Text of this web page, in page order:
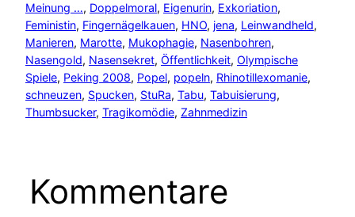
Meinung …, Doppelmoral, Eigenurin, Exkoriation
Feministin, Fingernägelkauen, HNO, jena, Leinwandheld
Manieren, Marotte, Mukophagie, Nasenbohren
Nasengold, Nasensekret, Öffentlichkeit, Olympische
Spiele, Peking 2008, Popel, popeln, Rhinotillexomanie
schneuzen, Spucken, StuRa, Tabu, Tabuisierung
Thumbsucker, Tragikomödie, Zahnmedizin
Kommentare